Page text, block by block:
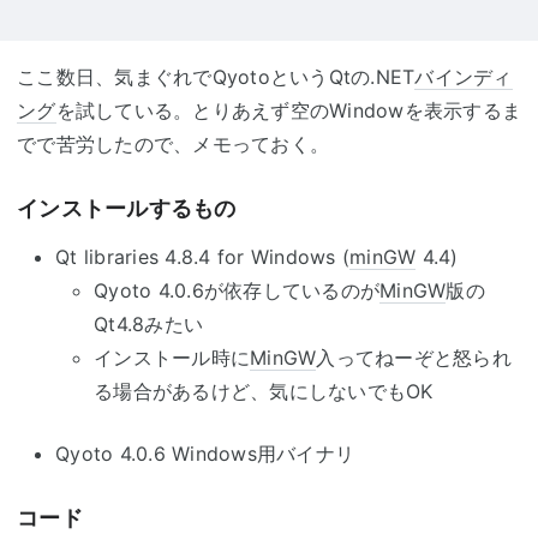
ここ数日、気まぐれでQyotoというQtの.NETバインディ
ングを試している。とりあえず空のWindowを表示するま
でで苦労したので、メモっておく。
インストールするもの
Qt libraries 4.8.4 for Windows (minGW 4.4)
Qyoto 4.0.6が依存しているのがMinGW版の
Qt4.8みたい
インストール時にMinGW入ってねーぞと怒られ
る場合があるけど、気にしないでもOK
Qyoto 4.0.6 Windows用バイナリ
コード